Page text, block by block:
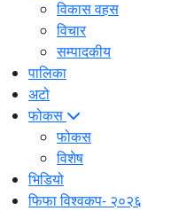
विकास वहस
विचार
सम्पादकीय
पालिका
अटो
फोकस
फोकस
विशेष
भिडियो
फिफा विश्वकप- २०२६